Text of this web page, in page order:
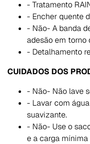
- Tratamento
- Encher quente
- Não- A banda
adesão em torno
- Detalhamento
CUIDADOS DOS
- Não- Não lave
- Lavar com
suavizante.
- Não- Use o
e a carga